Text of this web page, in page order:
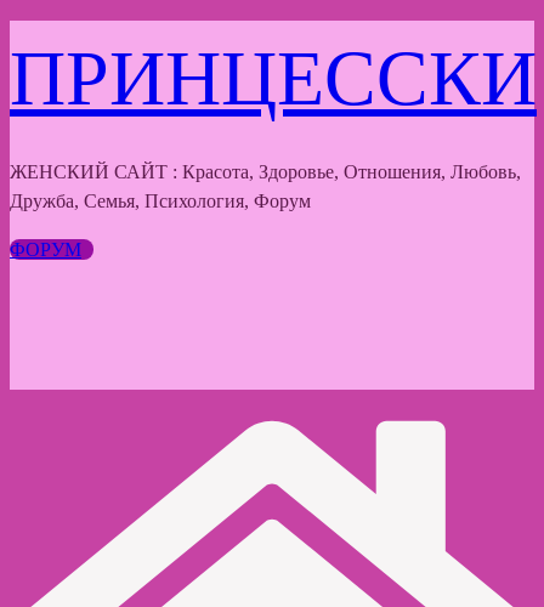
к
содержимому
ПРИНЦЕССКИ
ЖЕНСКИЙ САЙТ : Красота, Здоровье, Отношения, Любовь,
Дружба, Семья, Психология, Форум
ФОРУМ